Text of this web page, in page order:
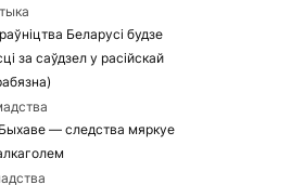
Беларусі будзе
за саўдзел у расійскай
— следства мяркуе